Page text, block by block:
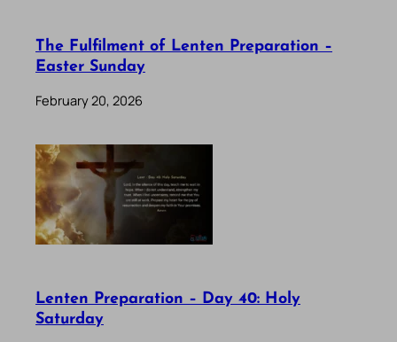
The Fulfilment of Lenten Preparation –
Easter Sunday
February 20, 2026
Lenten Preparation – Day 40: Holy
Saturday